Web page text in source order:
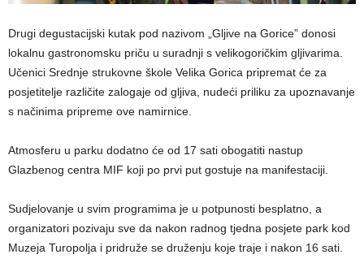
Drugi degustacijski kutak pod nazivom „Gljive na Gorice” donosi
lokalnu gastronomsku priču u suradnji s velikogoričkim gljivarima.
Učenici Srednje strukovne škole Velika Gorica pripremat će za
posjetitelje različite zalogaje od gljiva, nudeći priliku za upoznavanje
s načinima pripreme ove namirnice.
Atmosferu u parku dodatno će od 17 sati obogatiti nastup
Glazbenog centra MIF koji po prvi put gostuje na manifestaciji.
Sudjelovanje u svim programima je u potpunosti besplatno, a
organizatori pozivaju sve da nakon radnog tjedna posjete park kod
Muzeja Turopolja i pridruže se druženju koje traje i nakon 16 sati.